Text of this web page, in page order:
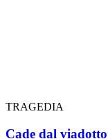
TRAGEDIA
Cade dal